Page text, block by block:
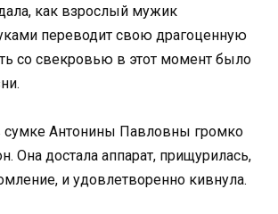
как взрослый мужик
переводит свою драгоценную
со свекровью в этот момент было
сумке Антонины Павловны громко
Она достала аппарат, прищурилась,
и удовлетворенно кивнула.